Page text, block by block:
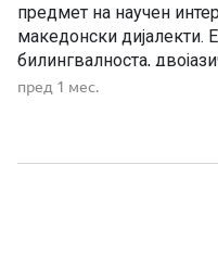
предмет на научен
македонски дијалекти.
билингвалноста,
сцена е испишан со
пред 1 мес.